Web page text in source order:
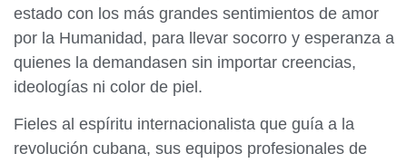
estado con los más grandes sentimientos de amor
por la Humanidad, para llevar socorro y esperanza a
quienes la demandasen sin importar creencias,
ideologías ni color de piel.
Fieles al espíritu internacionalista que guía a la
revolución cubana, sus equipos profesionales de